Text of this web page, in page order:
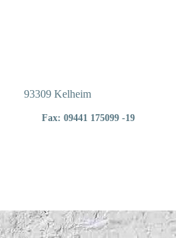
93309 Kelheim
Fax: 09441 175099 -19